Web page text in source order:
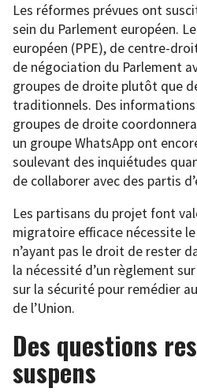
Les réformes prévues ont
sein du Parlement européen.
européen (PPE), de centre-
de négociation du Parlement
groupes de droite plutôt que
traditionnels. Des
groupes de droite
un groupe WhatsApp ont
soulevant des inquiétudes
de collaborer avec des partis
Les partisans du projet font
migratoire efficace nécessite
n’ayant pas le droit de rester
la nécessité d’un règlement
sur la sécurité pour remédier
de l’Union.
Des questions
suspens